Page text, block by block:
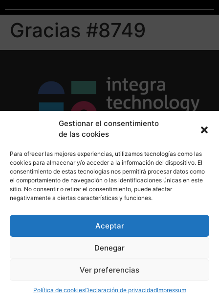
Gestionar el consentimiento
de las cookies
Para ofrecer las mejores experiencias, utilizamos tecnologías como las
cookies para almacenar y/o acceder a la información del dispositivo. El
consentimiento de estas tecnologías nos permitirá procesar datos como
el comportamiento de navegación o las identificaciones únicas en este
sitio. No consentir o retirar el consentimiento, puede afectar
negativamente a ciertas características y funciones.
Aceptar
Denegar
Ver preferencias
Política de cookiesDeclaración de privacidadImpressum
Gracias #8749
Política de Cookies
Aviso Legal
910 607 564
derechos reservados